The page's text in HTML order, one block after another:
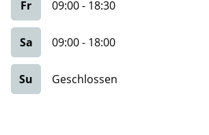
Fr 09:00- 18:30
Sa 09:00- 18:00
Su Geschlossen